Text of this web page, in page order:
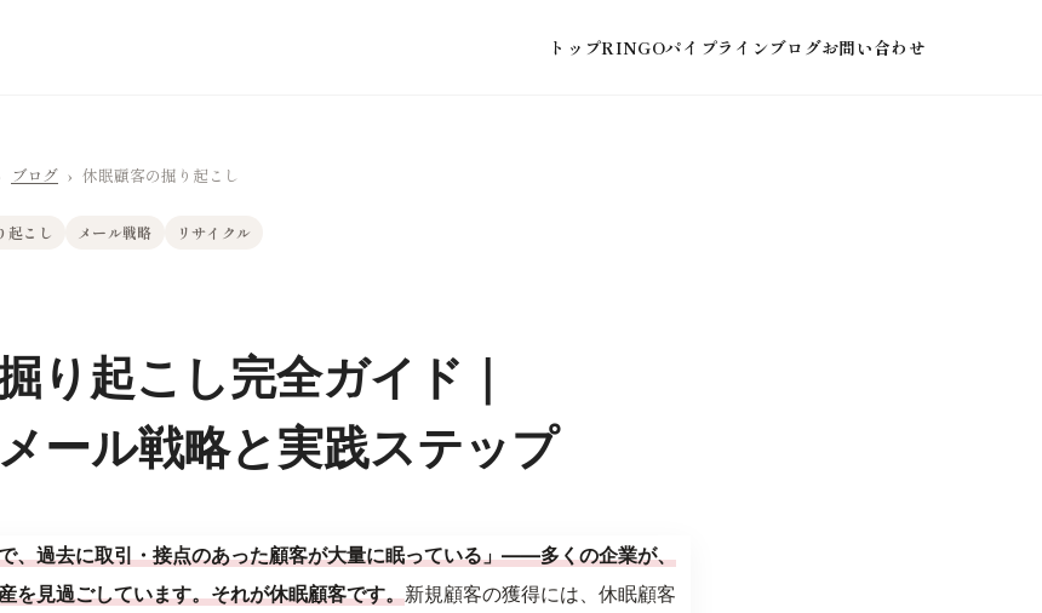
トップRINGOパイプライン ブログお問い合わせ
ブログ › 休眠顧客の掘り起こし
起こし メール戦略 リサイクル
り起こし完全ガイド｜
ール戦略と実践ステップ
、過去に取引・接点のあった顧客が大量に眠っている」——多くの企業が、
を見過ごしています。それが休眠顧客です。新規顧客の獲得には、休眠顧客